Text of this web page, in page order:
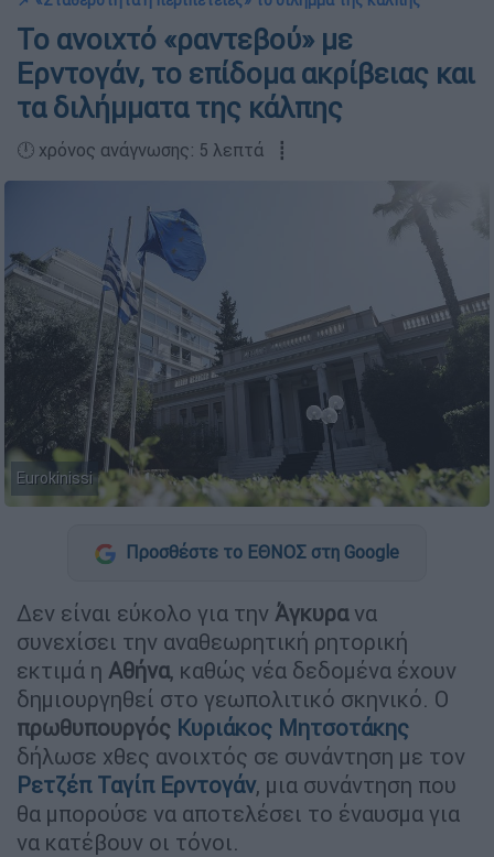
Το ανοιχτό «ραντεβού» με
Ερντογάν, το επίδομα ακρίβειας και
τα διλήμματα της κάλπης
🕛 χρόνος ανάγνωσης: 5 λεπτά ┋
Eurokinissi
Προσθέστε το ΕΘΝΟΣ στη Google
Δεν είναι εύκολο για την Άγκυρανα
συνεχίσει την αναθεωρητική ρητορική
εκτιμά η Αθήνα, καθώς νέα δεδομένα έχουν
δημιουργηθεί στο γεωπολιτικό σκηνικό. Ο
πρωθυπουργός Κυριάκος Μητσοτάκης
δήλωσε χθες ανοιχτός σε συνάντηση με τον
Ρετζέπ Ταγίπ Ερντογάν, μια συνάντηση που
θα μπορούσε να αποτελέσει το έναυσμα για
να κατέβουν οι τόνοι.